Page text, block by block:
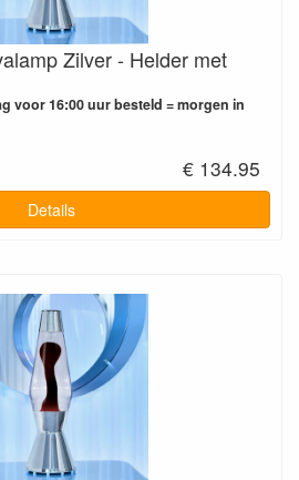
Zilver - Helder met
voor 16:00 uur besteld = morgen in
€ 134.95
Details